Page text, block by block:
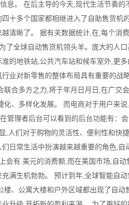
息。 在后主导的今天,现代生活节奏
十多个国家都相继进入了自助售货机
清晰了。 据有关数据统计,在,每个消
了全球自动售货机领头羊。庞大的人
的地铁站,公共汽车站和候车室外,更
业对新零售的整体布局具有重要的战
合多方之力,将于年月日月日,在广交
、多样化发展。 而电商对于用户来
管理者后台可以看到的后台功能有：
,人们对于购物的灵活性、便利性和快
日常生活中扮演越来越重要的角色,
有.美元的消费额,而在美国市场,自
满生机勃勃。 预计到年,全球智能自
、公寓大楼和户外区域都出现了自